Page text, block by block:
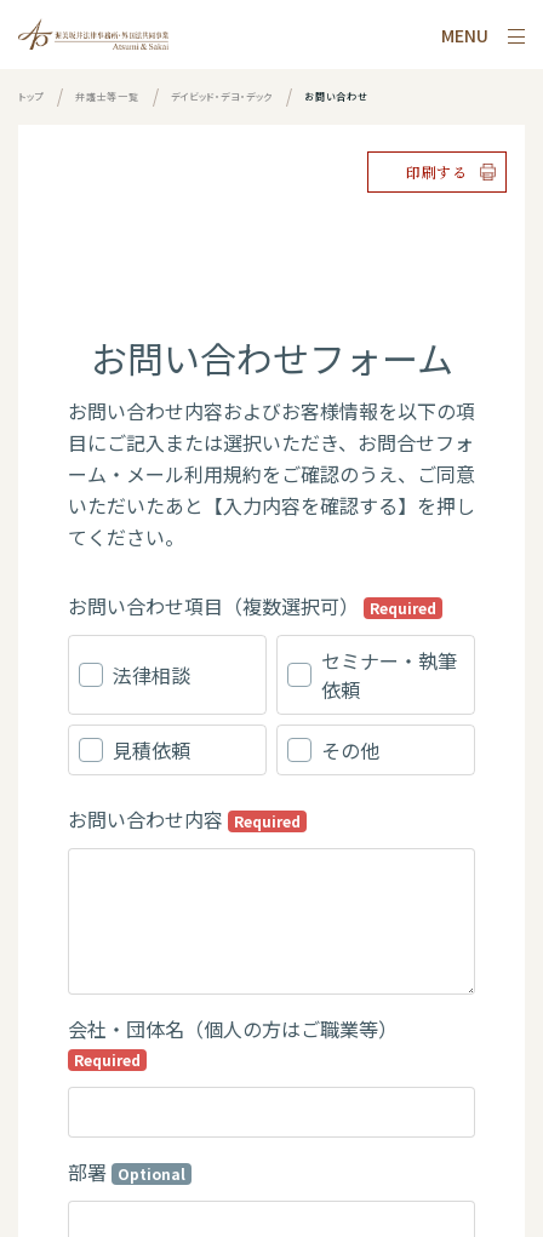
MENU
トップ 弁護士等一覧 デイビッド・デヨ・デック お問い合わせ
印刷する